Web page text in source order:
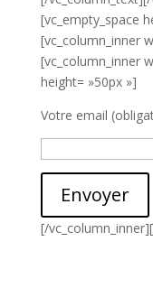
[vc_empty_space
[vc_column_inner
[vc_column_inner
height= »50px »]
Votre email
Envoyer
[/